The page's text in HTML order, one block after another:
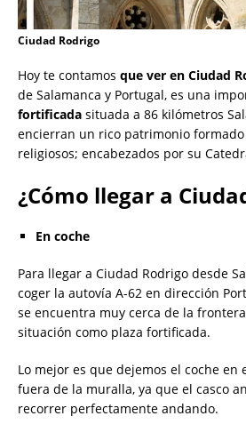
Ciudad Rodrigo
Hoy te contamos que ver en Ciudad
de Salamanca y Portugal, es una
fortificada situada a 86 kilómetros
encierran un rico patrimonio
religiosos; encabezados por su
¿Cómo llegar a
En coche
Para llegar a Ciudad Rodrigo desde
coger la autovía A-62 en dirección
se encuentra muy cerca de la
situación como plaza fortificada.
Lo mejor es que dejemos el coche en
fuera de la muralla, ya que el casco
recorrer perfectamente andando.